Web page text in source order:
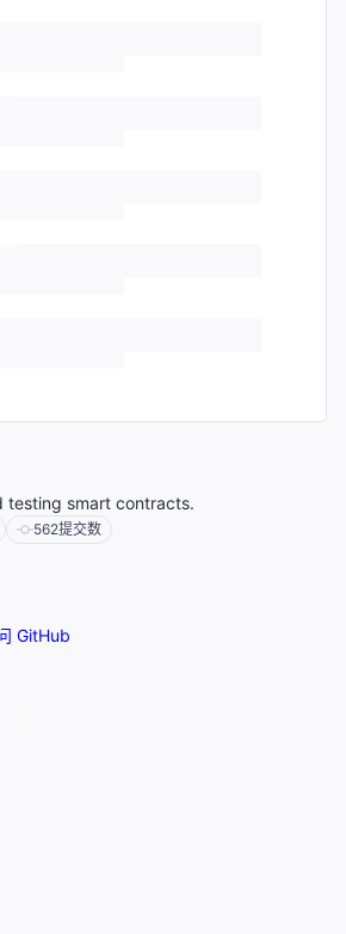
testing smart contracts.
562提交数
GitHub